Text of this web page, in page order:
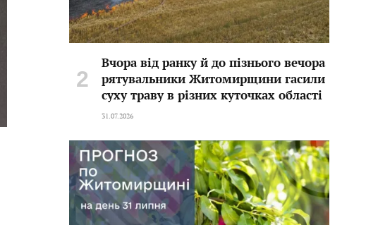
Вчора від ранку й до пізнього вечора
рятувальники Житомирщини гасили
суху траву в різних куточках області
31.07.2026